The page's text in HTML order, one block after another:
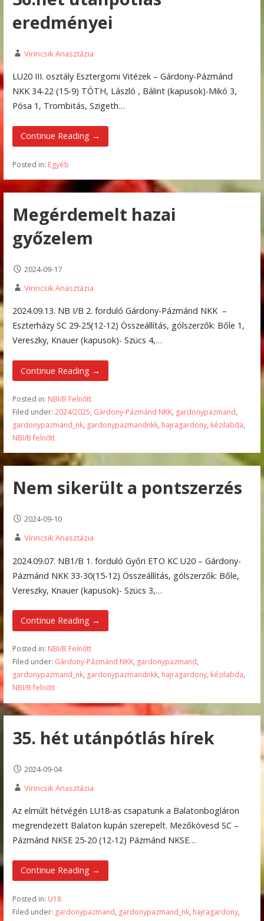
eredményei
Virincsik Anasztázia
LU20 III. osztály Esztergomi Vitézek – Gárdony-Pázmánd
NKK 34-22 (15-9) TÓTH, László , Bálint (kapusok)-Mikó 3,
Pósa 1, Trombitás, Szigeth…
Continue Reading →
Posted in: Egyéb
Megérdemelt hazai
győzelem
2024-09-17
Virincsik Anasztázia
2024.09.13. NB I/B 2. forduló Gárdony-Pázmánd NKK –
Eszterházy SC 29-25(12-12) Összeállítás, gólszerzők: Bőle 1,
Vereszky, Knauer (kapusok)- Szücs 4,…
Continue Reading →
Posted in: NBI/B Felnőtt
Filed under: 2024/2025, Gárdony-Pázmánd NKK, gardonypazmand,
gardonypazmand_nk, gardonypazmandnkk, hajragardony, kézilabda,
NBI/B felnőtt
Nem sikerült a pontszerzés
2024-09-10
Virincsik Anasztázia
2024.09.07. NB1/B 1. forduló Győri ETO KC U20 – Gárdony-
Pázmánd NKK 33-30(15-12) Összeállítás, gólszerzők: Bőle,
Vereszky, Knauer (kapusok)- Szücs 3,…
Continue Reading →
Posted in: NBI/B Felnőtt
Filed under: Gárdony-Pázmánd NKK, gardonypazmand,
gardonypazmand_nk, gardonypazmandnkk, hajragardony, kézilabda,
NBI/B felnőtt
35. hét utánpótlás hírek
2024-09-04
Virincsik Anasztázia
Az elmúlt hétvégén LU18-as csapatunk a Balatonbogláron
megrendezett Balaton kupán szerepelt. Mezőkövesd SC –
Pázmánd NKSE 25-20 (12-12) Pázmánd NKSE…
Continue Reading →
Posted in: U18
Filed under: gardonypazmand, gardonypazmand_nk, hajragardony,